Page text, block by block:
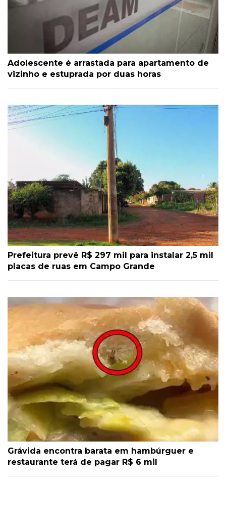
Adolescente é arrastada para apartamento de
vizinho e estuprada por duas horas
Prefeitura prevê R$ 297 mil para instalar 2,5 mil
placas de ruas em Campo Grande
Grávida encontra barata em hambúrguer e
restaurante terá de pagar R$ 6 mil